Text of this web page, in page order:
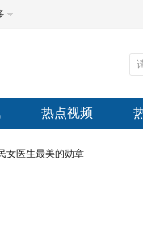
热点视频